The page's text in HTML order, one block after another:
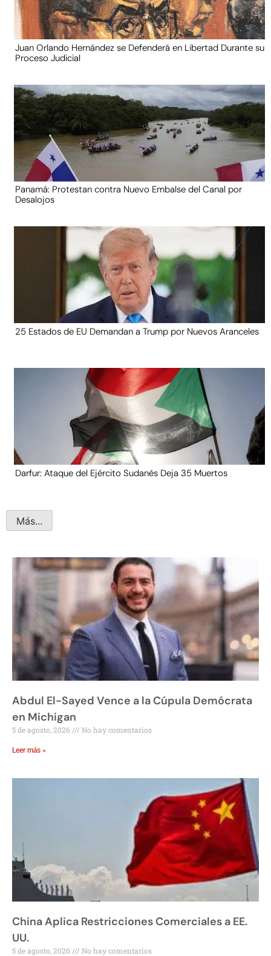
Juan Orlando Hernández se Defenderá en Libertad Durante su
Proceso Judicial
Panamá: Protestan contra Nuevo Embalse del Canal por
Desalojos
25 Estados de EU Demandan a Trump por Nuevos Aranceles
Darfur: Ataque del Ejército Sudanés Deja 35 Muertos
Más...
Abdul El-Sayed Vence a la Cúpula Demócrata
en Michigan
5 de agosto, 2026 No hay comentarios
Leer más »
China Aplica Restricciones Comerciales a EE.
UU.
5 de agosto, 2026 No hay comentarios